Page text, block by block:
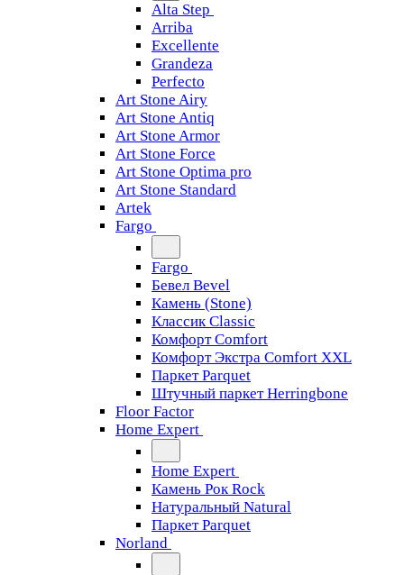
Alta Step
Arriba
Excellente
Grandeza
Perfecto
Art Stone Airy
Art Stone Antiq
Art Stone Armor
Art Stone Force
Art Stone Optima pro
Art Stone Standard
Artek
Fargo
Fargo
Бевел Bevel
Камень (Stone)
Классик Classic
Комфорт Comfort
Комфорт Экстра Comfort XXL
Паркет Parquet
Штучный паркет Herringbone
Floor Factor
Home Expert
Home Expert
Камень Рок Rock
Натуральный Natural
Паркет Parquet
Norland